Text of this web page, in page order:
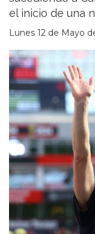
el inicio de una
Lunes 12 de Mayo